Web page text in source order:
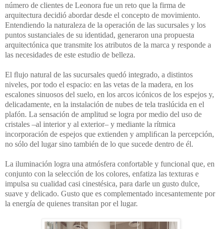
número de clientes de Leonora fue un reto que la firma de
arquitectura decidió abordar desde el concepto de movimiento.
Entendiendo la naturaleza de la operación de las sucursales y los
puntos sustanciales de su identidad, generaron una propuesta
arquitectónica que transmite los atributos de la marca y responde a
las necesidades de este estudio de belleza.
El ﬂujo natural de las sucursales quedó integrado, a distintos
niveles, por todo el espacio: en las vetas de la madera, en los
escalones sinuosos del suelo, en los arcos icónicos de los espejos y,
delicadamente, en la instalación de nubes de tela traslúcida en el
plafón. La sensación de amplitud se logra por medio del uso de
cristales –al interior y al exterior– y mediante la rítmica
incorporación de espejos que extienden y ampliﬁcan la percepción,
no sólo del lugar sino también de lo que sucede dentro de él.
La iluminación logra una atmósfera confortable y funcional que, en
conjunto con la selección de los colores, enfatiza las texturas e
impulsa su cualidad casi cinestésica, para darle un gusto dulce,
suave y delicado. Gusto que es complementado incesantemente por
la energía de quienes transitan por el lugar.